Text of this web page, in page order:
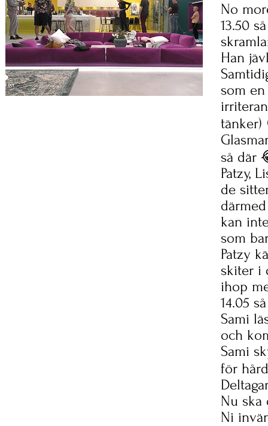
No
13.50
Han
som
tänker)
så där
Patzy,
de
kan
som
Patzy
skiter i
ihop
14.05
Sami
och
Sami
för
Nu ska
Ni